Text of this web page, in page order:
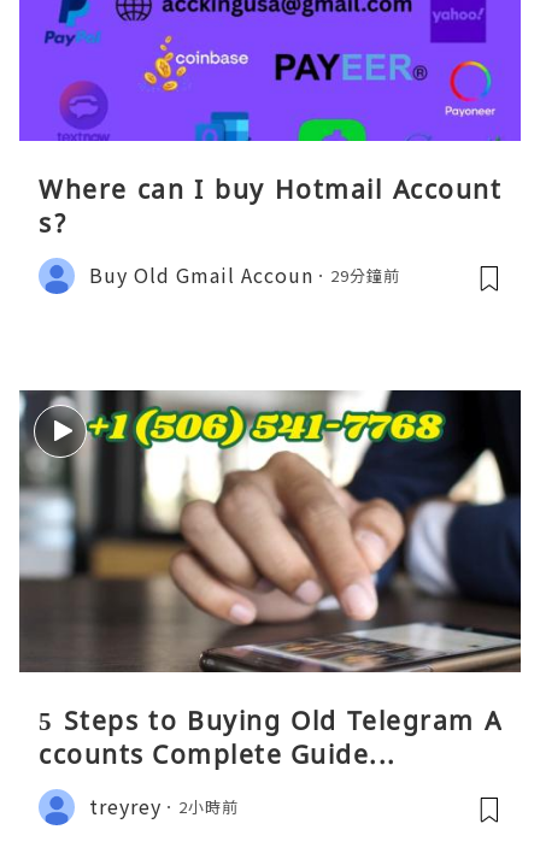
Where can I buy Hotmail Account
s?
Buy Old Gmail Accoun 29分鐘前
5 Steps to Buying Old Telegram A
ccounts Complete Guide...
treyrey 2小時前